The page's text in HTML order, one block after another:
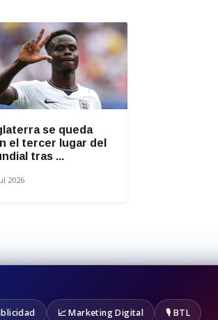
se queda
el tercer lugar del
tras ...
2026
📈 Marketing Digital 🎙️ BTL